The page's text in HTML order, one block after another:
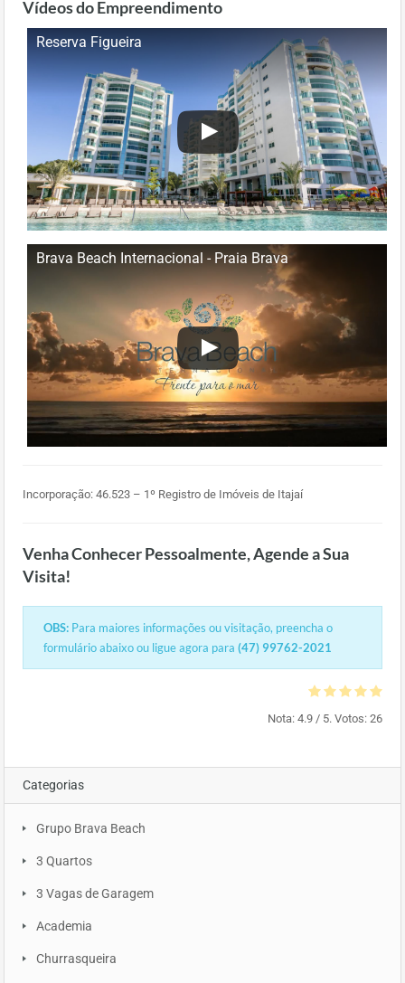
Vídeos do Empreendimento
Reserva Figueira
Brava Beach Internacional - Praia Brava
Incorporação: 46.523 – 1º Registro de Imóveis de Itajaí
Venha Conhecer Pessoalmente, Agende a Sua
Visita!
OBS: Para maiores informações ou visitação, preencha o
formulário abaixo ou ligue agora para (47) 99762-2021
Nota: 4.9 / 5. Votos: 26
Categorias
Grupo Brava Beach
3 Quartos
3 Vagas de Garagem
Academia
Churrasqueira